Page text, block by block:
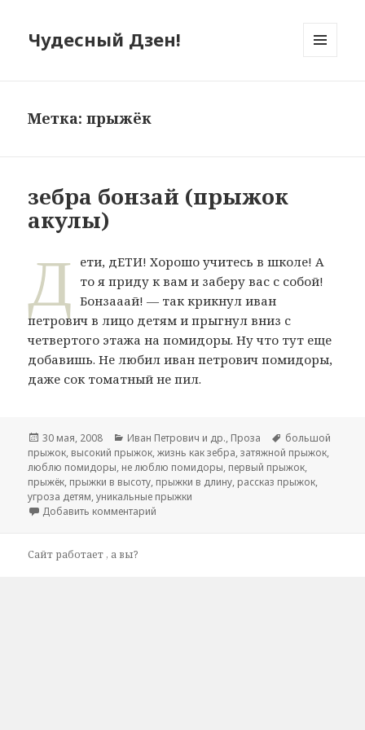
Чудесный Дзен!
Метка: прыжёк
зебра бонзай (прыжок
акулы)
Д ети, дЕТИ! Хорошо учитесь в школе! А
то я приду к вам и заберу вас с собой!
Бонзааай! — так крикнул иван
петрович в лицо детям и прыгнул вниз с
четвертого этажа на помидоры. Ну что тут еще
добавишь. Не любил иван петрович помидоры,
даже сок томатный не пил.
Опубликовано
30 мая, 2008 Рубрики
Иван Петрович и др., Проза Метки
большой
прыжок, высокий прыжок,жизнь как зебра,затяжной прыжок,
люблю помидоры, не люблю помидоры, первый прыжок,
прыжёк, прыжки в высоту, прыжки в длину, рассказ прыжок,
угроза детям,уникальные прыжки
Добавить комментарий
Сайт работает , а вы?